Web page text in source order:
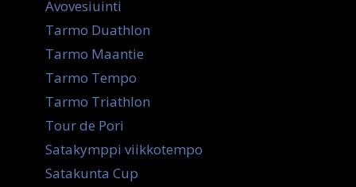
Avovesiuinti
Tarmo Duathlon
Tarmo Maantie
Tarmo Tempo
Tarmo Triathlon
Tour de Pori
Satakymppi viikkotempo
Satakunta Cup